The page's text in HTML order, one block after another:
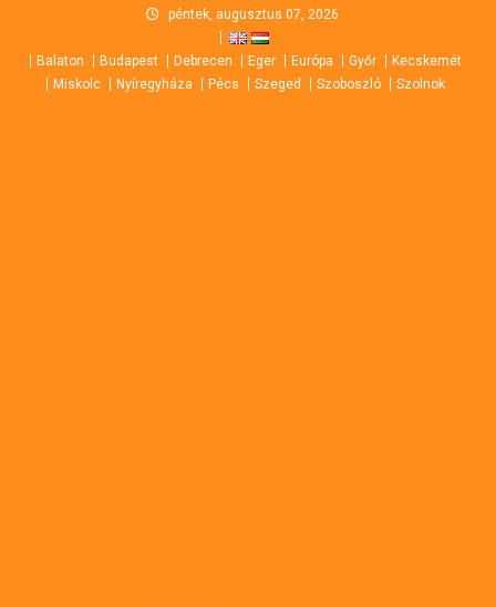
content
péntek, augusztus 07, 2026
Balaton Budapest Debrecen Eger Európa Győr
Kecskemét
Miskolc
Nyíregyháza Pécs Szeged Szoboszló Szolnok